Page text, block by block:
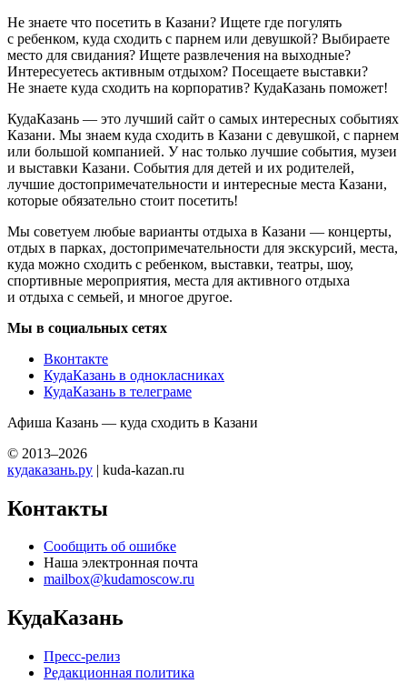
Не знаете что посетить в Казани? Ищете где погулять
с ребенком, куда сходить с парнем или девушкой? Выбираете
место для свидания? Ищете развлечения на выходные?
Интересуетесь активным отдыхом? Посещаете выставки?
Не знаете куда сходить на корпоратив? КудаКазань поможет!
КудаКазань — это лучший сайт о самых интересных событиях
Казани. Мы знаем куда сходить в Казани с девушкой, с парнем
или большой компанией. У нас только лучшие события, музеи
и выставки Казани. События для детей и их родителей,
лучшие достопримечательности и интересные места Казани,
которые обязательно стоит посетить!
Мы советуем любые варианты отдыха в Казани — концерты,
отдых в парках, достопримечательности для экскурсий, места,
куда можно сходить с ребенком, выставки, театры, шоу,
спортивные мероприятия, места для активного отдыха
и отдыха с семьей, и многое другое.
Мы в социальных сетях
Вконтакте
КудаКазань в однокласниках
КудаКазань в телеграме
Афиша Казань — куда сходить в Казани
© 2013–2026
кудаказань.ру | kuda-kazan.ru
Контакты
Сообщить об ошибке
Наша электронная почта
mailbox@kudamoscow.ru
КудаКазань
Пресс-релиз
Редакционная политика